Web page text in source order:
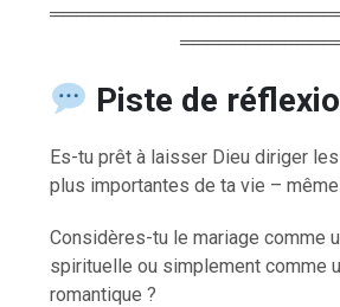
Piste de
Es-tu prêt à laisser Dieu diriger
plus importantes de ta vie – même
Considères-tu le mariage comme
spirituelle ou simplement comme
romantique ?